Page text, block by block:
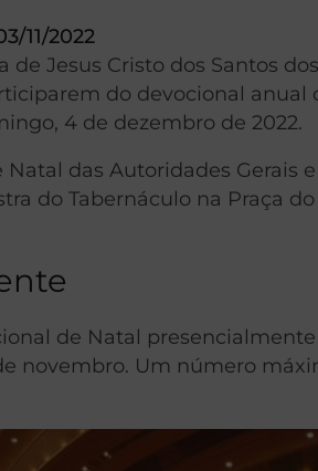
11/2022
de Jesus Cristo dos Santos
do devocional anual
4 de dezembro de 2022.
das Autoridades Gerais
do Tabernáculo na Praça
de Natal
novembro. Um número